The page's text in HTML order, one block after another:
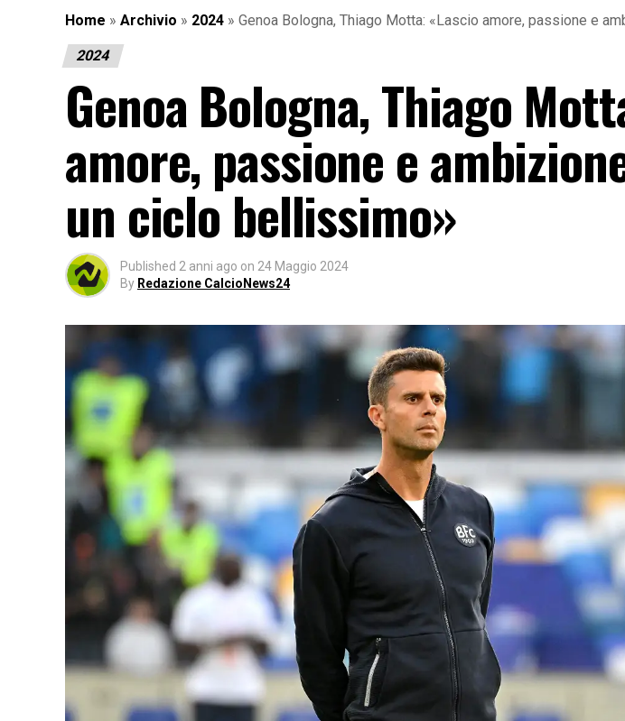
Home » Archivio » 2024 » Genoa Bologna, Thiago Motta: «Lascio amore, passione e
2024
Genoa Bologna, Thiago
amore, passione e
un ciclo bellissimo»
Published 2 anni ago on 24 Maggio 2024
By Redazione CalcioNews24